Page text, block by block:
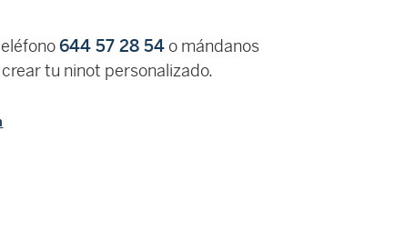
644 57 28 54 o mándanos
tu ninot personalizado.